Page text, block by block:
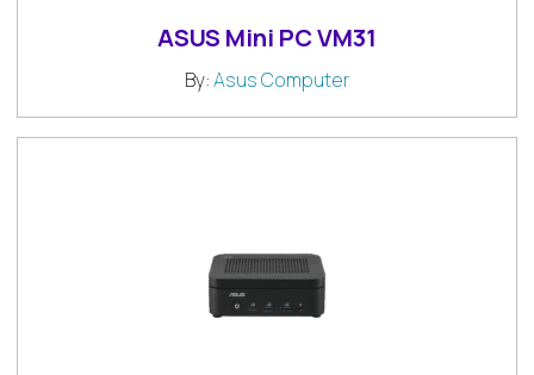
ASUS Mini PC VM31
By:Asus Computer